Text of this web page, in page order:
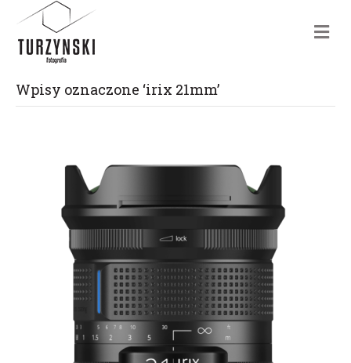
m
e
Wpisy oznaczone ‘irix 21mm’